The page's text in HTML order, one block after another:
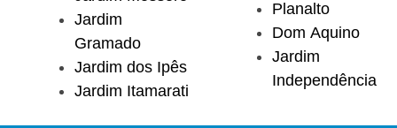
Jardim
Gramado
Jardim dos Ipês
Jardim Itamarati
Planalto
Dom Aquino
Jardim
Independência